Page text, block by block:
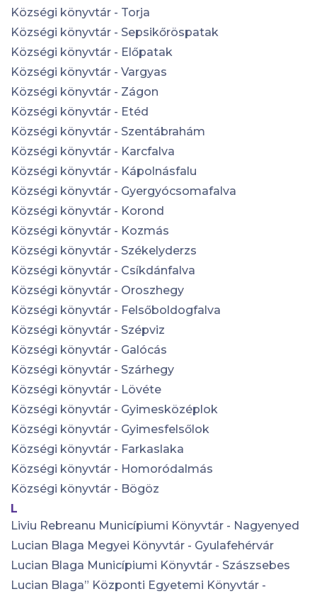
Községi könyvtár - Torja
Községi könyvtár - Sepsikőröspatak
Községi könyvtár - Előpatak
Községi könyvtár - Vargyas
Községi könyvtár - Zágon
Községi könyvtár - Etéd
Községi könyvtár - Szentábrahám
Községi könyvtár - Karcfalva
Községi könyvtár - Kápolnásfalu
Községi könyvtár - Gyergyócsomafalva
Községi könyvtár - Korond
Községi könyvtár - Kozmás
Községi könyvtár - Székelyderzs
Községi könyvtár - Csíkdánfalva
Községi könyvtár - Oroszhegy
Községi könyvtár - Felsőboldogfalva
Községi könyvtár - Szépviz
Községi könyvtár - Galócás
Községi könyvtár - Szárhegy
Községi könyvtár - Lövéte
Községi könyvtár - Gyimesközéplok
Községi könyvtár - Gyimesfelsőlok
Községi könyvtár - Farkaslaka
Községi könyvtár - Homoródalmás
Községi könyvtár - Bögöz
L
Liviu Rebreanu Municípiumi Könyvtár - Nagyenyed
Lucian Blaga Megyei Könyvtár - Gyulafehérvár
Lucian Blaga Municípiumi Könyvtár - Szászsebes
Lucian Blaga” Központi Egyetemi Könyvtár -